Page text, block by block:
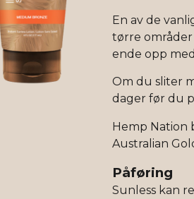
En av de
tørre
ende opp
Om du sliter
dager før du
Hemp Nation
Australian
Påføring
Sunless kan